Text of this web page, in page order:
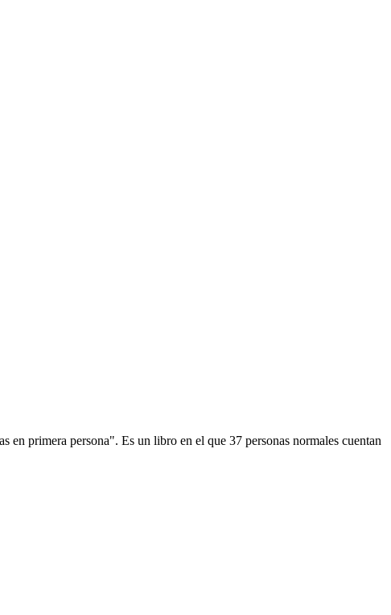
en primera persona". Es un libro en el que 37 personas normales cuentan